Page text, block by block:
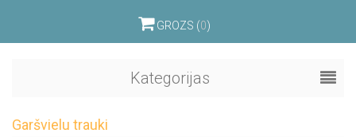
GROZS (0)
Kategorijas
Garšvielu trauki